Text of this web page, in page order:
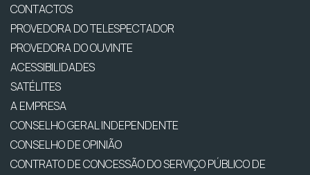
CONTACTOS
PROVEDORA DO TELESPECTADOR
PROVEDORA DO OUVINTE
ACESSIBILIDADES
SATÉLITES
A EMPRESA
CONSELHO GERAL INDEPENDENTE
CONSELHO DE OPINIÃO
CONTRATO DE CONCESSÃO DO SERVIÇO PÚBLICO DE